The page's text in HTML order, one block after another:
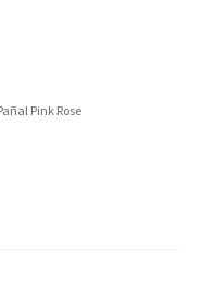
Pink Rose